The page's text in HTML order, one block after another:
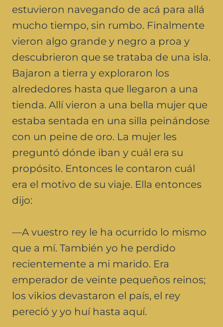
estuvieron navegando de acá para allá
mucho tiempo, sin rumbo. Finalmente
vieron algo grande y negro a proa y
descubrieron que se trataba de una isla.
Bajaron a tierra y exploraron los
alrededores hasta que llegaron a una
tienda. Allí vieron a una bella mujer que
estaba sentada en una silla peinándose
con un peine de oro. La mujer les
preguntó dónde iban y cuál era su
propósito. Entonces le contaron cuál
era el motivo de su viaje. Ella entonces
dijo:
—A vuestro rey le ha ocurrido lo mismo
que a mí. También yo he perdido
recientemente a mi marido. Era
emperador de veinte pequeños reinos;
los vikios devastaron el país, el rey
pereció y yo huí hasta aquí.